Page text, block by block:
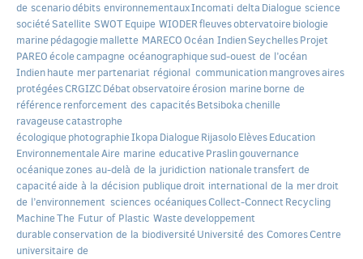
de scenariodébits environnementauxIncomati delta Dialogue science
sociétéSatellite SWOTEquipe WIODERfleuvesobtervatoirebiologie
marinepédagogiemallette MARECOOcéan IndienSeychellesProjet
PAREOécolecampagne océanographiquesud-ouest de l’océan
Indienhaute merpartenariat régional communicationmangrovesaires
protégéesCRGIZCDébatobservatoireérosion marineborne de
référencerenforcement des capacitésBetsibokachenille
ravageusecatastrophe
écologiquephotographieIkopa DialogueRijasoloElèvesEducation
EnvironnementaleAire marine educativePraslingouvernance
océaniquezones au-delà de la juridiction nationaletransfert de
capacitéaide à la décision publiquedroit international de la merdroit
de l’environnement sciences océaniquesCollect-ConnectRecycling
MachineThe Futur of Plastic Wastedeveloppement
durableconservation de la biodiversitéUniversité des ComoresCentre
universitaire de